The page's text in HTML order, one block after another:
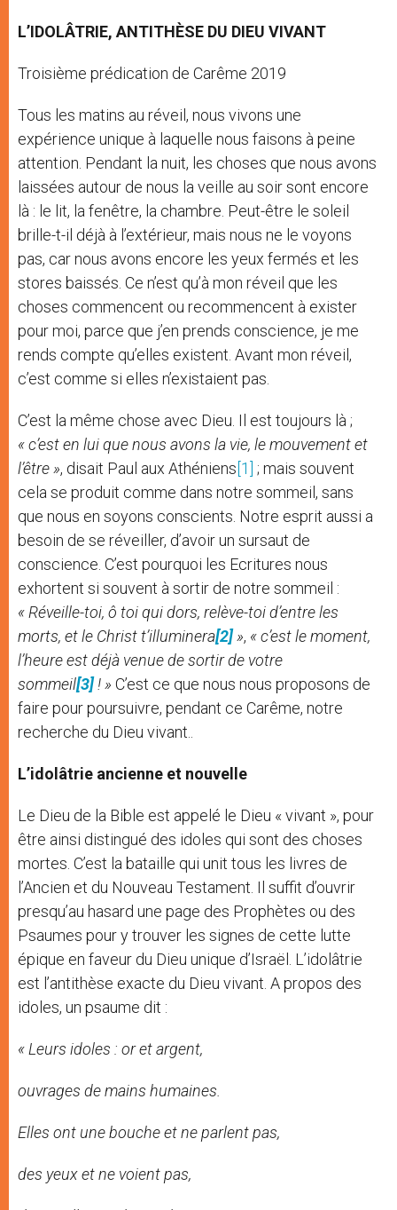
L’IDOLÂTRIE, ANTITHÈSE DU DIEU VIVANT
Troisième prédication de Carême 2019
Tous les matins au réveil, nous vivons une
expérience unique à laquelle nous faisons à peine
attention. Pendant la nuit, les choses que nous avons
laissées autour de nous la veille au soir sont encore
là : le lit, la fenêtre, la chambre. Peut-être le soleil
brille-t-il déjà à l’extérieur, mais nous ne le voyons
pas, car nous avons encore les yeux fermés et les
stores baissés. Ce n’est qu’à mon réveil que les
choses commencent ou recommencent à exister
pour moi, parce que j’en prends conscience, je me
rends compte qu’elles existent. Avant mon réveil,
c’est comme si elles n’existaient pas.
C’est la même chose avec Dieu. Il est toujours là ;
« c’est en lui que nous avons la vie, le mouvement et
l’être », disait Paul aux Athéniens [1] ; mais souvent
cela se produit comme dans notre sommeil, sans
que nous en soyons conscients. Notre esprit aussi a
besoin de se réveiller, d’avoir un sursaut de
conscience. C’est pourquoi les Ecritures nous
exhortent si souvent à sortir de notre sommeil :
« Réveille-toi, ô toi qui dors, relève-toi d’entre les
morts, et le Christ t’illuminera[2]», « c’est le moment,
l’heure est déjà venue de sortir de votre
sommeil[3] ! » C’est ce que nous nous proposons de
faire pour poursuivre, pendant ce Carême, notre
recherche du Dieu vivant..
L’idolâtrie ancienne et nouvelle
Le Dieu de la Bible est appelé le Dieu « vivant », pour
être ainsi distingué des idoles qui sont des choses
mortes. C’est la bataille qui unit tous les livres de
l’Ancien et du Nouveau Testament. Il suffit d’ouvrir
presqu’au hasard une page des Prophètes ou des
Psaumes pour y trouver les signes de cette lutte
épique en faveur du Dieu unique d’Israël. L’idolâtrie
est l’antithèse exacte du Dieu vivant. A propos des
idoles, un psaume dit :
« Leurs idoles : or et argent,
ouvrages de mains humaines.
Elles ont une bouche et ne parlent pas,
des yeux et ne voient pas,